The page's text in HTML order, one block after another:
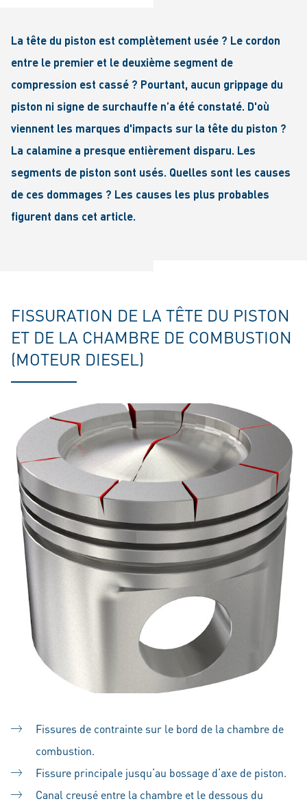
La tête du piston est complètement usée ? Le cordon
entre le premier et le deuxième segment de
compression est cassé ? Pourtant, aucun grippage du
piston ni signe de surchauffe n’a été constaté. D'où
viennent les marques d'impacts sur la tête du piston ?
La calamine a presque entièrement disparu. Les
segments de piston sont usés. Quelles sont les causes
de ces dommages ? Les causes les plus probables
figurent dans cet article.
FISSURATION DE LA TÊTE DU PISTON
ET DE LA CHAMBRE DE COMBUSTION
(MOTEUR DIESEL)
Fissures de contrainte sur le bord de la chambre de
combustion.
Fissure principale jusqu‘au bossage d‘axe de piston.
Canal creusé entre la chambre et le dessous du